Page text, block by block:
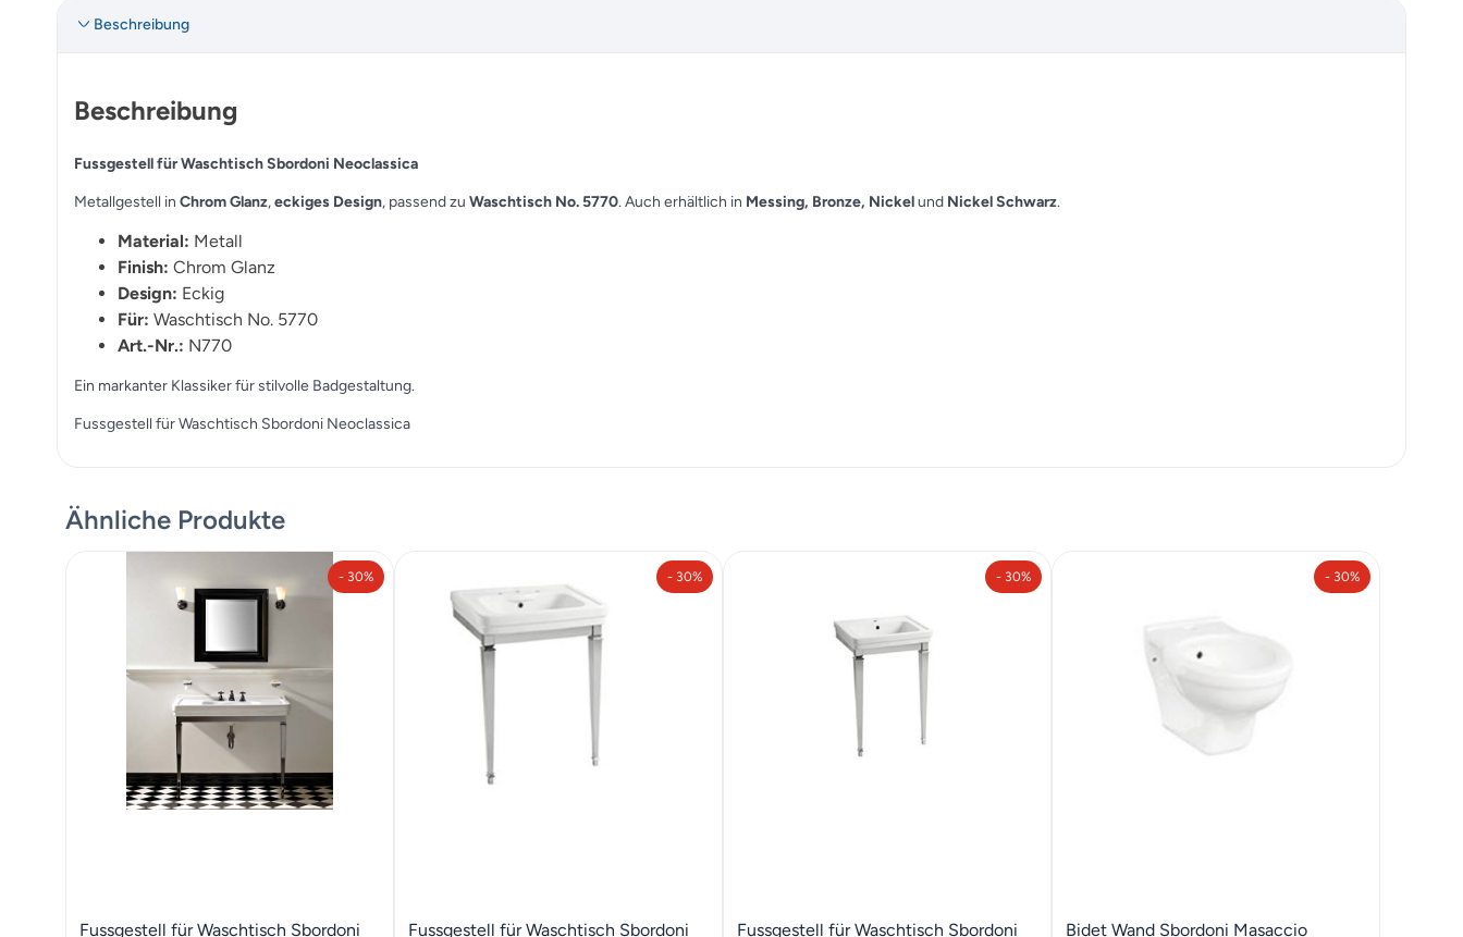
Beschreibung
Beschreibung
Fussgestell für Waschtisch Sbordoni Neoclassica
Metallgestell in Chrom Glanz,eckiges Design, passend zu Waschtisch No. 5770. Auch erhältlich in Messing, Bronze, Nickelund Nickel Schwarz.
Material: Metall
Finish: Chrom Glanz
Design: Eckig
Für: Waschtisch No. 5770
Art.-Nr.: N770
Ein markanter Klassiker für stilvolle Badgestaltung.
Fussgestell für Waschtisch Sbordoni Neoclassica
Ähnliche Produkte
- 30%
Fussgestell für Waschtisch Sbordoni
- 30%
Fussgestell für Waschtisch Sbordoni
- 30%
Fussgestell für Waschtisch Sbordoni
- 30%
Bidet Wand Sbordoni Masaccio